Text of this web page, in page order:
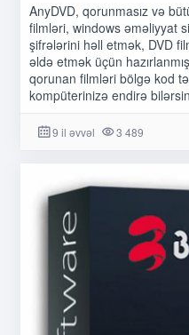
AnyDVD, qorunmasız və
filmləri, windows əməliyyat
şifrələrini həll etmək, DVD
əldə etmək üçün
qorunan filmləri bölgə kod
kompüterinizə endirə
9 il əvvəl 3 489